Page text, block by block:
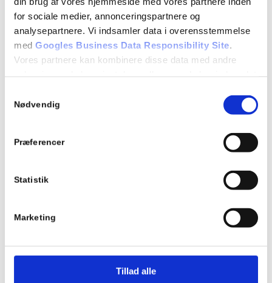
for sociale medier, annonceringspartnere og
analysepartnere. Vi indsamler data i overensstemmelse
med Googles Business Data Responsibility Site
Vores partnere kan kombinere disse data med andre
Se Cookie & Privatlivspolitik
Nødvendig
Præferencer
Statistik
Marketing
Tillad alle
Teori 6 – Torsdagshold
februar 26 : 18:15-21:15
Teori 6 lektion 29, 30 og 31 (3 x 45 = 135 min)
Manøvrer på vej
7.13 Højresving i vejkryds (rep)
Dato: